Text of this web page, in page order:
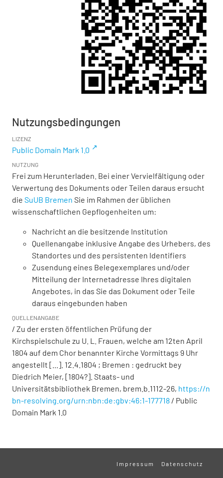
Nutzungsbedingungen
LIZENZ
Public Domain Mark 1.0
NUTZUNG
Frei zum Herunterladen. Bei einer Vervielfältigung oder
Verwertung des Dokuments oder Teilen daraus ersucht
die SuUB Bremen Sie im Rahmen der üblichen
wissenschaftlichen Gepflogenheiten um:
Nachricht an die besitzende Institution
Quellenangabe inklusive Angabe des Urhebers, des
Standortes und des persistenten Identifiers
Zusendung eines Belegexemplares und/oder
Mitteilung der Internetadresse Ihres digitalen
Angebotes, in das Sie das Dokument oder Teile
daraus eingebunden haben
QUELLENANGABE
/ Zu der ersten öffentlichen Prüfung der
Kirchspielschule zu U. L. Frauen, welche am 12ten April
1804 auf dem Chor benannter Kirche Vormittags 9 Uhr
angestellt [...]. 12.4.1804 ; Bremen : gedruckt bey
Diedrich Meier, [1804?]. Staats- und
Universitätsbibliothek Bremen, brem.b.1112-26, https://n
bn-resolving.org/urn:nbn:de:gbv:46:1-177718 / Public
Domain Mark 1.0
Impressum Datenschutz